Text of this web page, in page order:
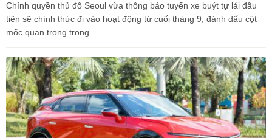
Chính quyền thủ đô Seoul vừa thông báo tuyến xe buýt tự lái đầu
tiên sẽ chính thức đi vào hoạt động từ cuối tháng 9, đánh dấu cột
mốc quan trọng trong